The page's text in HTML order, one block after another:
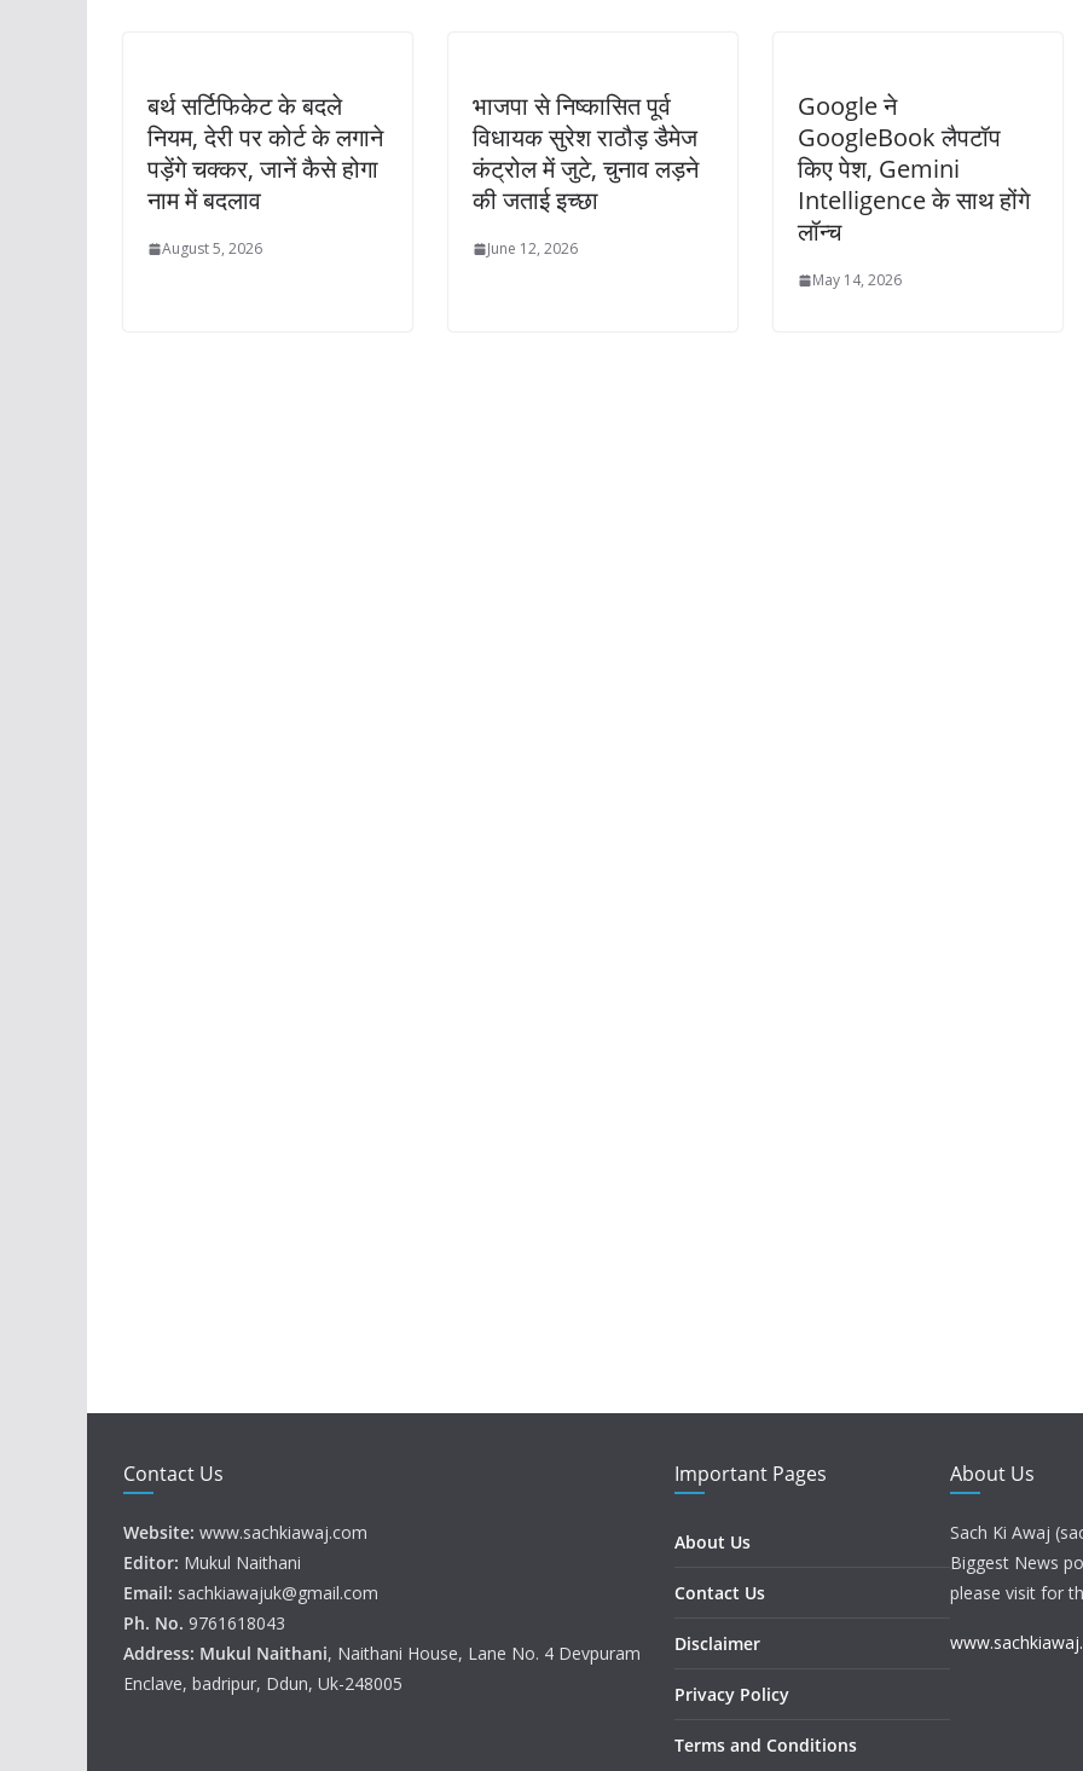
बर्थ सर्टिफिकेट के बदले
नियम, देरी पर कोर्ट के लगाने
पड़ेंगे चक्कर, जानें कैसे होगा
नाम में बदलाव
August 5, 2026
भाजपा से निष्कासित पूर्व
विधायक सुरेश राठौड़ डैमेज
कंट्रोल में जुटे, चुनाव लड़ने
की जताई इच्छा
June 12, 2026
Google ने
GoogleBook लैपटॉप
किए पेश, Gemini
Intelligence के साथ होंगे
लॉन्च
May 14, 2026
Contact Us
Website: www.sachkiawaj.com
Editor: Mukul Naithani
Email: sachkiawajuk@gmail.com
Ph. No. 9761618043
Address: Mukul Naithani, Naithani House, Lane No. 4 Devpuram
Enclave, badripur, Ddun, Uk-248005
Important Pages
About Us
Contact Us
Disclaimer
Privacy Policy
Terms and Conditions
About Us
Sach Ki Awaj
Biggest News
please visit for